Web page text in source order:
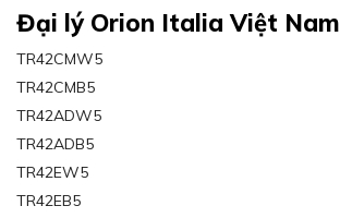
Đại lý Orion Italia Việt Nam
TR42CMW5
TR42CMB5
TR42ADW5
TR42ADB5
TR42EW5
TR42EB5